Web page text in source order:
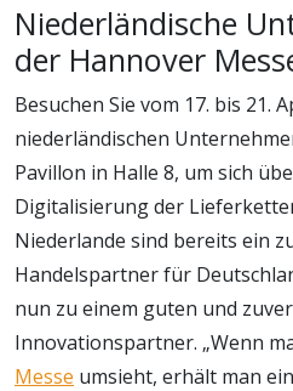
Niederländische
der Hannover
Besuchen Sie vom 17. bis 21.
niederländischen
Pavillon in Halle 8, um sich
Digitalisierung der
Niederlande sind bereits ein
Handelspartner für
nun zu einem guten und
Innovationspartner. „Wenn
Messe umsieht, erhält man